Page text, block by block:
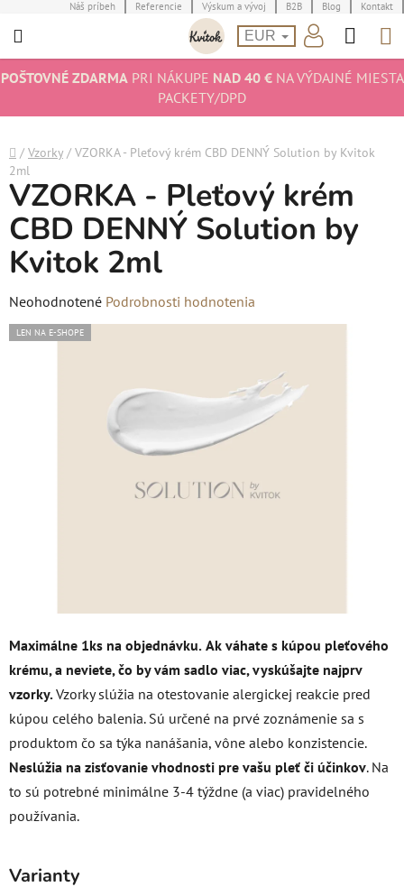
na
Náš príbeh Referencie Výskum a vývoj B2B Blog Kontakt
EUR
POŠTOVNÉ ZDARMAPRI NÁKUPE NAD 40 €NA VÝDAJNÉ MIESTA
PACKETY/DPD
Domov
/ Vzorky / VZORKA - Pleťový krém CBD DENNÝ Solution by Kvitok
2ml
Maximálne 1ks na objednávku. Ak váhate s kúpou pleťového
krému, a neviete, čo by vám sadlo viac, vyskúšajte najprv
vzorky.Vzorky slúžia na otestovanie alergickej reakcie pred
kúpou celého balenia. Sú určené na prvé zoznámenie sa s
produktom čo sa týka nanášania, vône alebo konzistencie.
Neslúžia na zisťovanie vhodnosti pre vašu pleť či účinkov. Na
to sú potrebné minimálne 3-4 týždne (a viac) pravidelného
používania.
Varianty
VZORKA - Pleťový krém
CBD DENNÝ Solution by
Kvitok 2ml
Priemerné
hodnotenie
Neohodnotené Podrobnosti hodnotenia
LEN NA E-SHOPE